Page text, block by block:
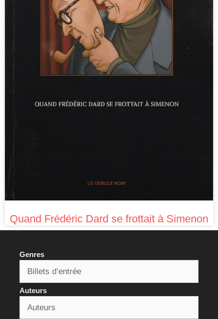
Quand Frédéric Dard se frottait à Simenon
Genres
Auteurs